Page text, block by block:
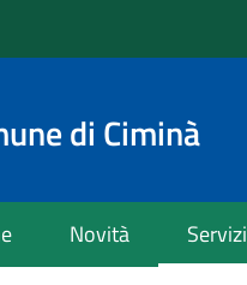
di Ciminà
Novità Servizi